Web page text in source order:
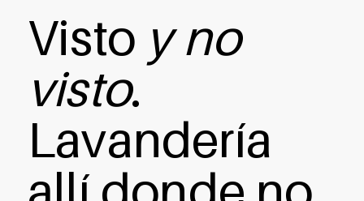
Visto y no
visto.
Lavandería